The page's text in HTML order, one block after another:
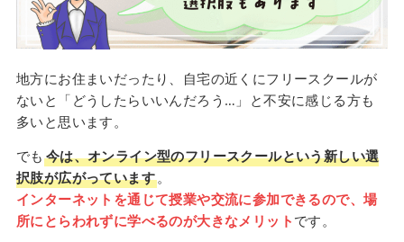
地方にお住まいだったり、自宅の近くにフリースクールが
ないと「どうしたらいいんだろう…」と不安に感じる方も
多いと思います。
でも 今は、オンライン型のフリースクールという新しい選
択肢が広がっています。
インターネットを通じて授業や交流に参加できるので、場
所にとらわれずに学べるのが大きなメリット です。